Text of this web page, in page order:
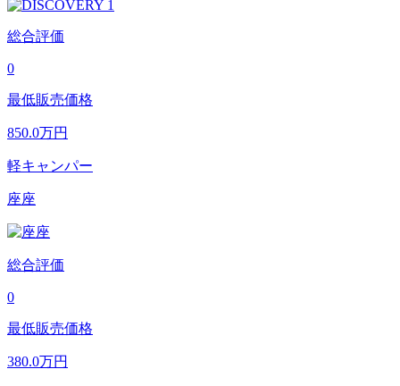
総合評価
0
最低販売価格
850.0万円
軽キャンパー
座座
総合評価
0
最低販売価格
380.0万円